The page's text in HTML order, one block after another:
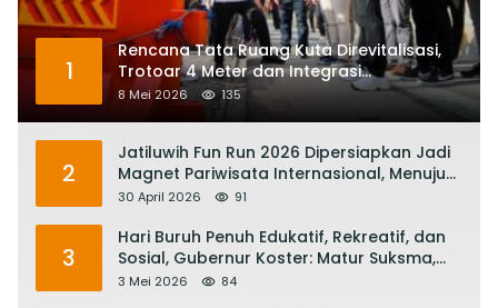
1
Rencana Tata Ruang Kuta Direvitalisasi,
Trotoar 4 Meter dan Integrasi
Transportasi Listrik
8 Mei 2026 135
2
Jatiluwih Fun Run 2026 Dipersiapkan Jadi
Magnet Pariwisata Internasional, Menuju
Satu Abad Pariwisata Bali
30 April 2026 91
3
Hari Buruh Penuh Edukatif, Rekreatif, dan
Sosial, Gubernur Koster: Matur Suksma,
Keringat Pekerja Mesin Ekonomi Bali
3 Mei 2026 84